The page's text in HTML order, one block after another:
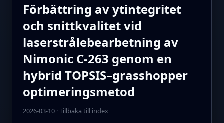
Förbättring av ytintegritet
och snittkvalitet vid
laserstrålebearbetning av
Nimonic C-263 genom en
hybrid TOPSIS–grasshopper
optimeringsmetod
2026-03-10·Tillbaka till index